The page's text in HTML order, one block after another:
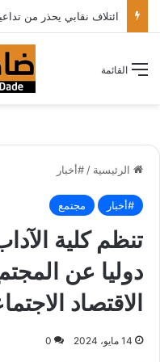
القائمة
الرئيسية / #أخبار
#أخبار مجتمع
تنظم كلية
دوليا عن
الاقتصاد
14 مايو، 2024 0